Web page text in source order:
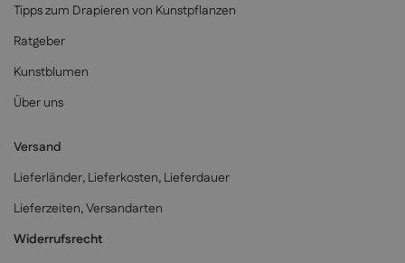
Tipps zum Drapieren von Kunstpflanzen
Ratgeber
Kunstblumen
Über uns
Versand
Lieferländer, Lieferkosten, Lieferdauer
Lieferzeiten, Versandarten
Widerrufsrecht